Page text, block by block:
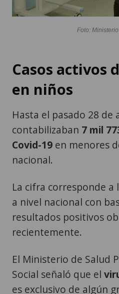
Foto:
Casos activos
en niños
Hasta el pasado 28 de
contabilizaban 7 mil
Covid-19 en menores
nacional.
La cifra corresponde a
a nivel nacional con
resultados positivos
recientemente.
El Ministerio de Salud
Social señaló que el
es exclusivo de algún